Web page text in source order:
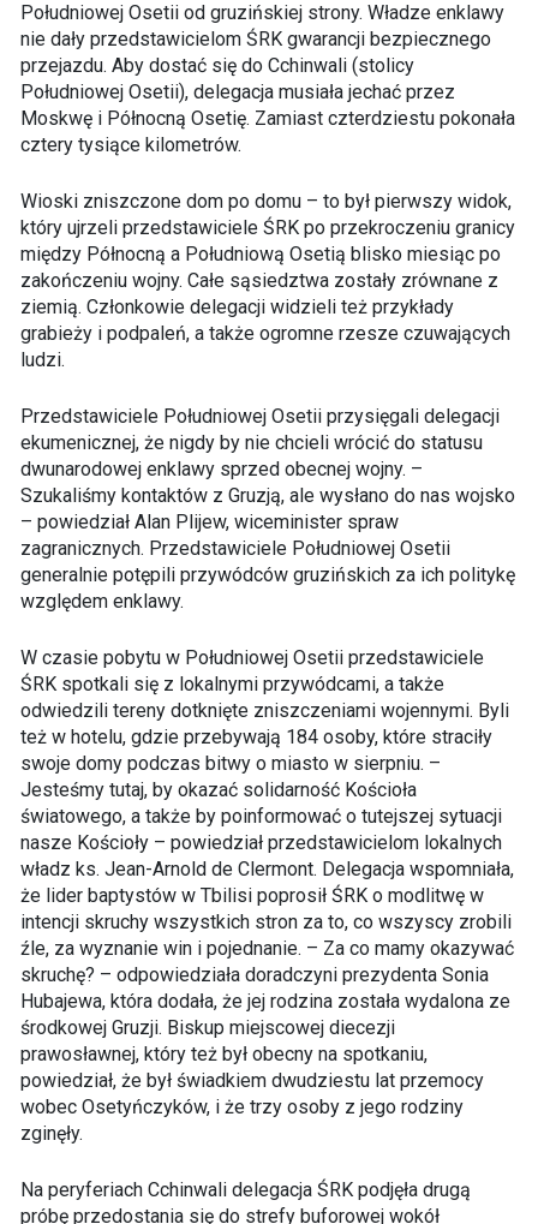
Południowej Osetii od gruzińskiej strony. Władze enklawy
nie dały przedstawicielom ŚRK gwarancji bezpiecznego
przejazdu. Aby dostać się do Cchinwali (stolicy
Południowej Osetii), delegacja musiała jechać przez
Moskwę i Północną Osetię. Zamiast czterdziestu pokonała
cztery tysiące kilometrów.
Wioski zniszczone dom po domu – to był pierwszy widok,
który ujrzeli przedstawiciele ŚRK po przekroczeniu granicy
między Północną a Południową Osetią blisko miesiąc po
zakończeniu wojny. Całe sąsiedztwa zostały zrównane z
ziemią. Członkowie delegacji widzieli też przykłady
grabieży i podpaleń, a także ogromne rzesze czuwających
ludzi.
Przedstawiciele Południowej Osetii przysięgali delegacji
ekumenicznej, że nigdy by nie chcieli wrócić do statusu
dwunarodowej enklawy sprzed obecnej wojny. –
Szukaliśmy kontaktów z Gruzją, ale wysłano do nas wojsko
– powiedział Alan Plijew, wiceminister spraw
zagranicznych. Przedstawiciele Południowej Osetii
generalnie potępili przywódców gruzińskich za ich politykę
względem enklawy.
W czasie pobytu w Południowej Osetii przedstawiciele
ŚRK spotkali się z lokalnymi przywódcami, a także
odwiedzili tereny dotknięte zniszczeniami wojennymi. Byli
też w hotelu, gdzie przebywają 184 osoby, które straciły
swoje domy podczas bitwy o miasto w sierpniu. –
Jesteśmy tutaj, by okazać solidarność Kościoła
światowego, a także by poinformować o tutejszej sytuacji
nasze Kościoły – powiedział przedstawicielom lokalnych
władz ks. Jean-Arnold de Clermont. Delegacja wspomniała,
że lider baptystów w Tbilisi poprosił ŚRK o modlitwę w
intencji skruchy wszystkich stron za to, co wszyscy zrobili
źle, za wyznanie win i pojednanie. – Za co mamy okazywać
skruchę? – odpowiedziała doradczyni prezydenta Sonia
Hubajewa, która dodała, że jej rodzina została wydalona ze
środkowej Gruzji. Biskup miejscowej diecezji
prawosławnej, który też był obecny na spotkaniu,
powiedział, że był świadkiem dwudziestu lat przemocy
wobec Osetyńczyków, i że trzy osoby z jego rodziny
zginęły.
Na peryferiach Cchinwali delegacja ŚRK podjęła drugą
próbę przedostania się do strefy buforowej wokół